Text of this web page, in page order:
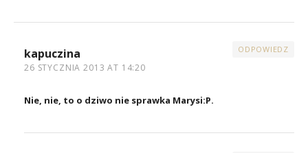
kapuczina
26 STYCZNIA 2013 AT 14:20
ODPOWIEDZ
Nie, nie, to o dziwo nie sprawka Marysi:P.